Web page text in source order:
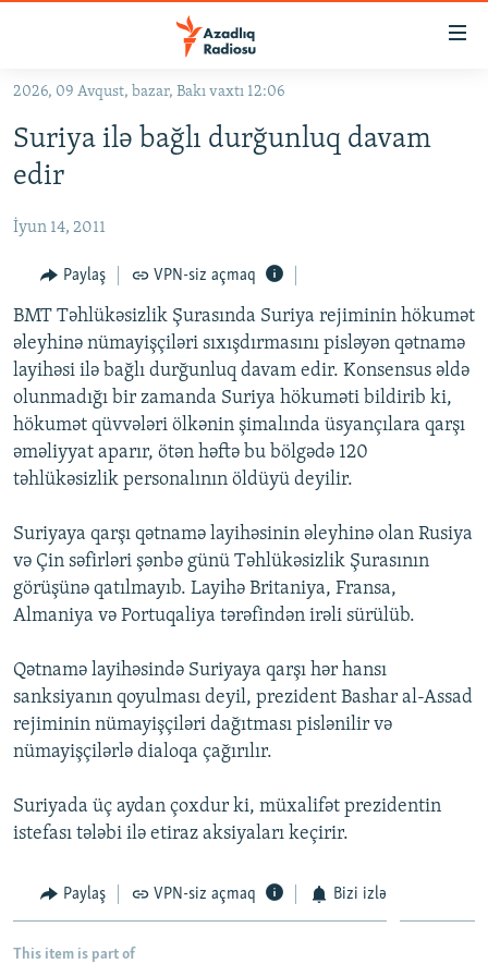
Əsas
qayıt
Əsas
qayıt
#İZAHLA
#ƏSLINDƏ
FƏRQƏ BAX
QANUNI DOĞRU
ARAŞDIRMA
MULTIMEDIA
VIDEO
FOTOQALEREYA
KARIKATURA
RADIO ARXIV
OXU ZALI
İSLAM VƏ DEMOKRATIYA
İZ - MƏDƏNIYYƏT PROQRAMI
HAQQIMIZDA
PEŞƏ ETIKASI VƏ JURNALISTIKA STANDARTLARIMIZ
MATERIALLARIMIZDAN ISTIFADƏ
AZADLIQRADIOSU MOBIL TELEFONUNUZDA
BIZIMLƏ ƏLAQƏ
XƏBƏR BÜLLETENLƏRIMIZ
BIZI IZLƏ
RFE/RL-in bütün saytları
2026, 09 Avqust, bazar, Bakı vaxtı 12:06
Suriya ilə bağlı durğunluq davam
edir
İyun 14, 2011
Paylaş VPN-siz açmaq
BMT Təhlükəsizlik Şurasında Suriya rejiminin hökumət
əleyhinə nümayişçiləri sıxışdırmasını pisləyən qətnamə
layihəsi ilə bağlı durğunluq davam edir. Konsensus əldə
olunmadığı bir zamanda Suriya hökuməti bildirib ki,
hökumət qüvvələri ölkənin şimalında üsyançılara qarşı
əməliyyat aparır, ötən həftə bu bölgədə 120
təhlükəsizlik personalının öldüyü deyilir.
Suriyaya qarşı qətnamə layihəsinin əleyhinə olan Rusiya
və Çin səfirləri şənbə günü Təhlükəsizlik Şurasının
görüşünə qatılmayıb. Layihə Britaniya, Fransa,
Almaniya və Portuqaliya tərəfindən irəli sürülüb.
Qətnamə layihəsində Suriyaya qarşı hər hansı
sanksiyanın qoyulması deyil, prezident Bashar al-Assad
rejiminin nümayişçiləri dağıtması pislənilir və
nümayişçilərlə dialoqa çağırılır.
Suriyada üç aydan çoxdur ki, müxalifət prezidentin
istefası tələbi ilə etiraz aksiyaları keçirir.
Paylaş VPN-siz açmaq Bizi izlə
This item is part of